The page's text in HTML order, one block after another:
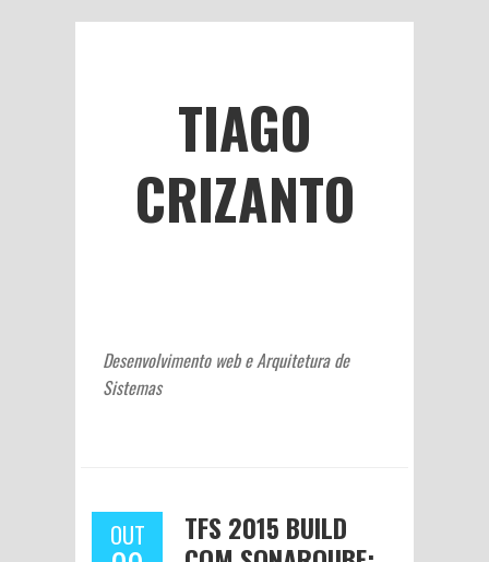
TIAGO
CRIZANTO
Desenvolvimento web e Arquitetura de
Sistemas
OUT
TFS 2015 BUILD